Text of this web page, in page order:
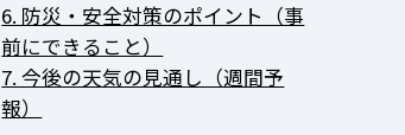
6. 防災・安全対策のポイント（事
前にできること）
7. 今後の天気の見通し（週間予
報）